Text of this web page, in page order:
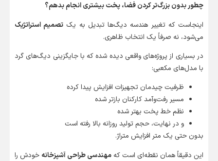
چطور بدون بزرگ‌تر کردن فضا، پخت بیشتری انجام بدهم؟
اینجاست که تغییر هندسه دیگ‌ها تبدیل به یک تصمیم استراتژیک
می‌شود، نه صرفاً یک انتخاب ظاهری.
در بسیاری از پروژه‌های واقعی دیده شده که با جایگزینی دیگ‌های گرد
با مدل‌های مکعبی:
ظرفیت چیدمان تجهیزات افزایش پیدا کرده
مسیر رفت‌وآمد کارکنان بازتر شده
نظم خط پخت بهتر شده
و در نهایت، حجم تولید روزانه بالا رفته است
بدون حتی یک متر افزایش متراژ.
این دقیقاً همان نقطه‌ای است که مهندسی طراحی آشپزخانه خودش را